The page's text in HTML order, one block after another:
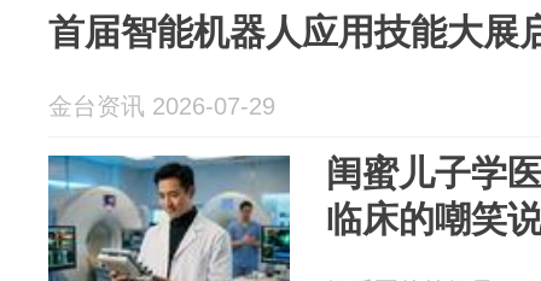
首届智能机器人应用技能大展
金台资讯 2026-07-29
闺蜜儿子学
临床的嘲笑